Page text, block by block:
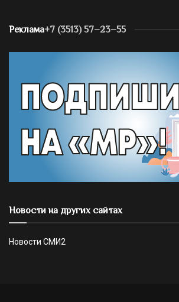
Реклама+7 (3513) 57–23–55
Новости на других сайтах
Новости СМИ2